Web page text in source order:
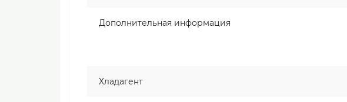
Дополнительная информация
Хладагент